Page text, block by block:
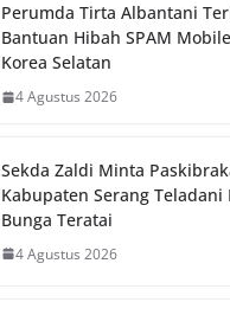
Perumda Tirta Albantani
Bantuan Hibah SPAM
Korea Selatan
4 Agustus 2026
Sekda Zaldi Minta
Kabupaten Serang Teladani
Bunga Teratai
4 Agustus 2026